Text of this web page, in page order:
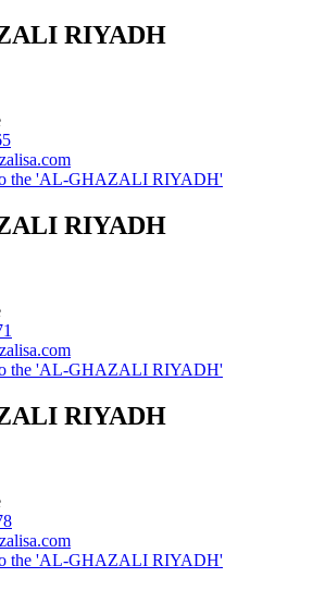
RIYADH
the 'AL-GHAZALI RIYADH'
RIYADH
the 'AL-GHAZALI RIYADH'
RIYADH
the 'AL-GHAZALI RIYADH'